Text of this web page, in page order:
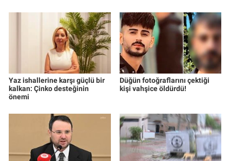
Yaz ishallerine karşı güçlü bir
kalkan: Çinko desteğinin
önemi
Düğün fotoğraflarını çektiği
kişi vahşice öldürdü!